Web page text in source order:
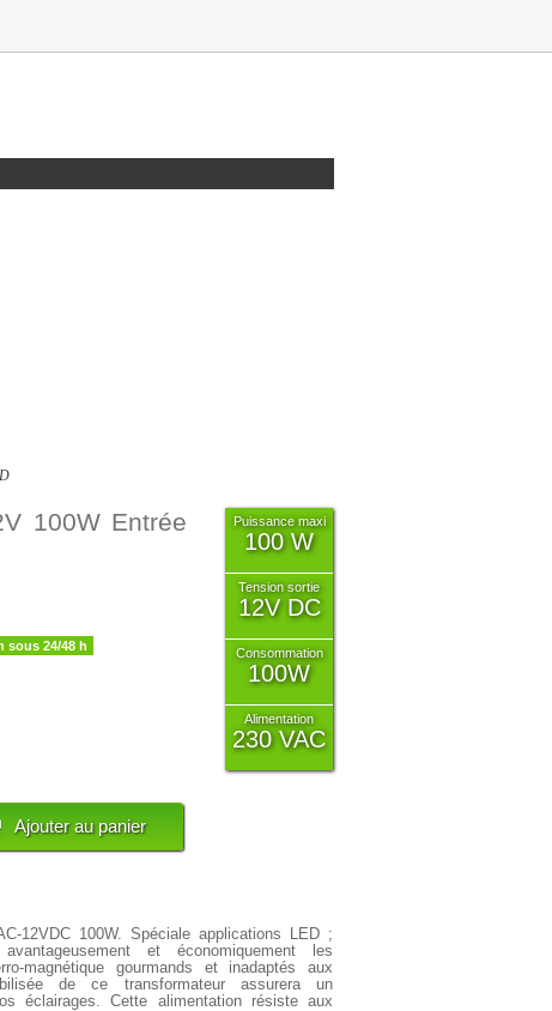
100W Entrée
sous 24/48 h
Puissance maxi
100 W
Tension sortie
12V DC
Consommation
100W
Alimentation
230 VAC
12VDC 100W. Spéciale applications LED ;
et économiquement les
magnétique gourmands et inadaptés aux
de ce transformateur assurera un
éclairages. Cette alimentation résiste aux